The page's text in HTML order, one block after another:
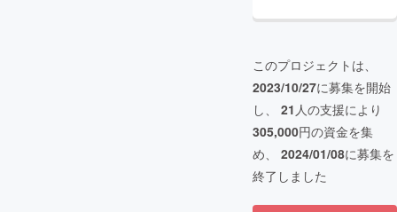
このプロジェクトは、
2023/10/27に募集を開始
し、 21 人の支援により
305,000円の資金を集
め、 2024/01/08に募集を
終了しました